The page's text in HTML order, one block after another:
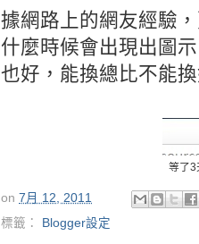
據網路上的網友經驗
什麼時候會出現出圖
也好，能換總比不能
等了3
on 7月 12, 2011
標籤：
Blogger設定